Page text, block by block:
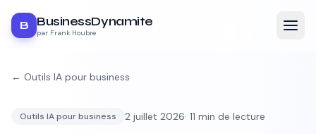
B BusinessDynamite
par Frank Houbre
← Outils IA pour business
Outils IA pour business 2 juillet 2026· 11 min de lecture